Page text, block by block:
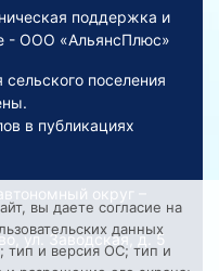
поддержка и
- ООО «АльянсПлюс»
поселения
в публикациях
округ –
ул. Заводская, д. 5
вы даете согласие на
данных
тип и версия ОС; тип и